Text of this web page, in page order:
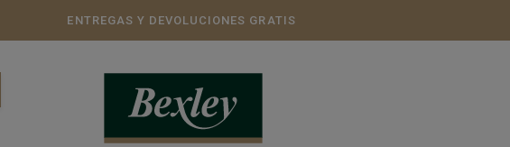
ENTREGAS Y DEVOLUCIONES GRATIS